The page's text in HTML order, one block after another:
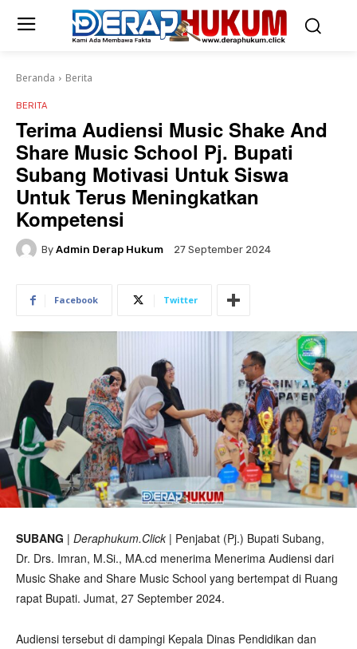
Beranda Berita
BERITA
Terima Audiensi Music Shake And
Share Music School Pj. Bupati
Subang Motivasi Untuk Siswa
Untuk Terus Meningkatkan
Kompetensi
By Admin Derap Hukum 27 September 2024
Facebook Twitter
SUBANG | Deraphukum.Click | Penjabat (Pj.) Bupati Subang,
Dr. Drs. Imran, M.Si., MA.cd menerima Menerima Audiensi dari
Music Shake and Share Music School yang bertempat di Ruang
rapat Bupati. Jumat, 27 September 2024.
Audiensi tersebut di dampingi Kepala Dinas Pendidikan dan